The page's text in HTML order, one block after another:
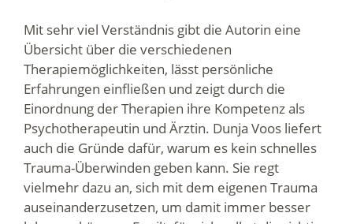
Mit sehr viel Verständnis gibt die Autorin eine
Übersicht über die verschiedenen
Therapiemöglichkeiten, lässt persönliche
Erfahrungen einfließen und zeigt durch die
Einordnung der Therapien ihre Kompetenz als
Psychotherapeutin und Ärztin. Dunja Voos liefert
auch die Gründe dafür, warum es kein schnelles
Trauma-Überwinden geben kann. Sie regt
vielmehr dazu an, sich mit dem eigenen Trauma
auseinanderzusetzen, um damit immer besser